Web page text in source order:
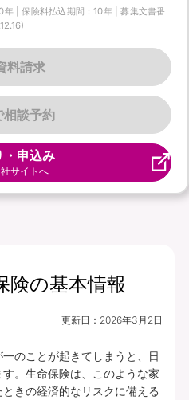
| 保険料払込期間：10年 | 募集文書番
相談予約
料請求
・申込み
サイトへ
険の基本情報
更新日： 2026年3月2日
のことが起きてしまうと、日
。生命保険は、このような家
きの経済的なリスクに備える